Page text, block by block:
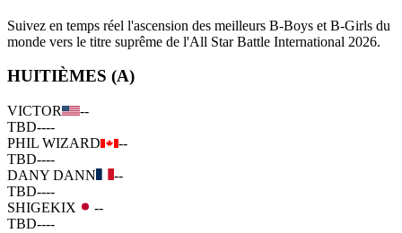
Suivez en temps réel l'ascension des meilleurs B-Boys et B-Girls du
monde vers le titre suprême de l'All Star Battle International 2026.
HUITIÈMES (A)
VICTOR
--
TBD----
PHIL WIZARD
--
TBD----
DANY DANN
--
TBD----
SHIGEKIX
--
TBD----